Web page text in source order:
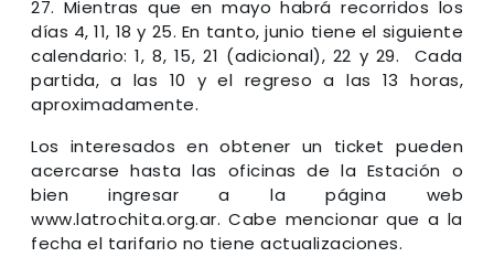
27. Mientras que en mayo habrá recorridos los
días 4, 11, 18 y 25. En tanto, junio tiene el siguiente
calendario: 1, 8, 15, 21 (adicional), 22 y 29. Cada
partida, a las 10 y el regreso a las 13 horas,
aproximadamente.
Los interesados en obtener un ticket pueden
acercarse hasta las oficinas de la Estación o
bien ingresar a la página web
www.latrochita.org.ar. Cabe mencionar que a la
fecha el tarifario no tiene actualizaciones.